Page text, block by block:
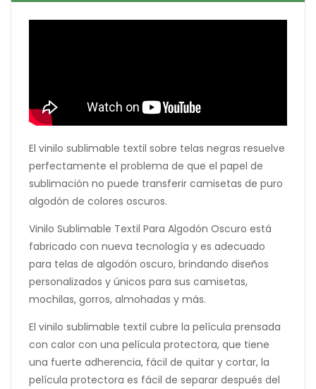
El vinilo sublimable textil sobre telas negras resuelve
perfectamente el problema de que el papel de
sublimación no puede transferir camisetas de puro
algodón de colores oscuros.
Vinilo Sublimable Textil Para Algodón Oscuro está
fabricado con nueva tecnología y es adecuado
para telas de algodón oscuro, brindando diseños
personalizados y únicos para sus camisetas,
mochilas, gorros, almohadas y más.
El vinilo sublimable textil cubre la película prensada
con calor con una película protectora, que tiene
una fuerte adherencia, fácil de quitar y cortar, la
película protectora es fácil de separar después del